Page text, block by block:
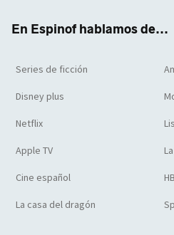
En Espinof hablamos de...
Series de ficción
Disney plus
Netflix
Apple TV
Cine español
La casa del dragón